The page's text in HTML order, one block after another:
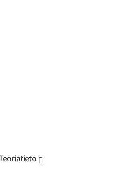
Teoriatieto